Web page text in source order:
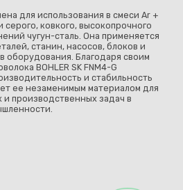
для использования в смеси Ar +
серого, ковкого, высокопрочного
чугун-сталь. Она применяется
станин, насосов, блоков и
оборудования. Благодаря своим
BOHLER SK FNM4-G
и стабильность
ее незаменимым материалом для
производственных задач в